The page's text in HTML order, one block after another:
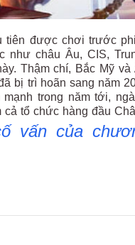
được chơi trước
như châu Âu, CIS,
Thậm chí, Bắc Mỹ
bị trì hoãn sang năm
trong năm tới,
tổ chức hàng đầu
vấn của